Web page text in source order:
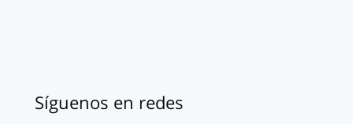
Síguenos en redes